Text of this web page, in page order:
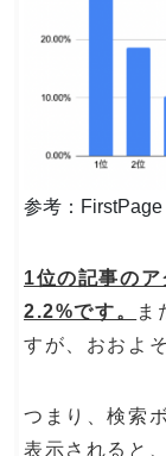
参考：
1位の記事の
2.2%です。
ま
すが、おおよ
つまり、検索
表示されると